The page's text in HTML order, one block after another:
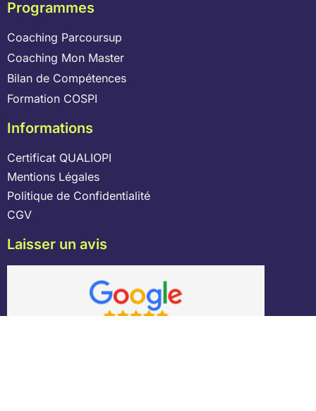
Programmes
Coaching Parcoursup
Coaching Mon Master
Bilan de Compétences
Formation COSPI
Informations
Certificat QUALIOPI
Mentions Légales
Politique de Confidentialité
CGV
Laisser un avis